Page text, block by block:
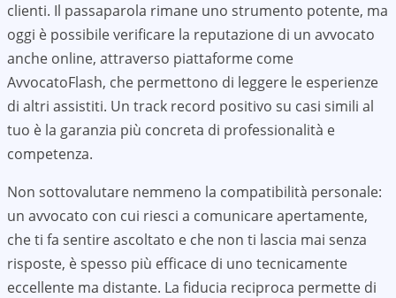
clienti. Il passaparola rimane uno strumento potente, ma
oggi è possibile verificare la reputazione di un avvocato
anche online, attraverso piattaforme come
AvvocatoFlash, che permettono di leggere le esperienze
di altri assistiti. Un track record positivo su casi simili al
tuo è la garanzia più concreta di professionalità e
competenza.
Non sottovalutare nemmeno la compatibilità personale:
un avvocato con cui riesci a comunicare apertamente,
che ti fa sentire ascoltato e che non ti lascia mai senza
risposte, è spesso più efficace di uno tecnicamente
eccellente ma distante. La fiducia reciproca permette di